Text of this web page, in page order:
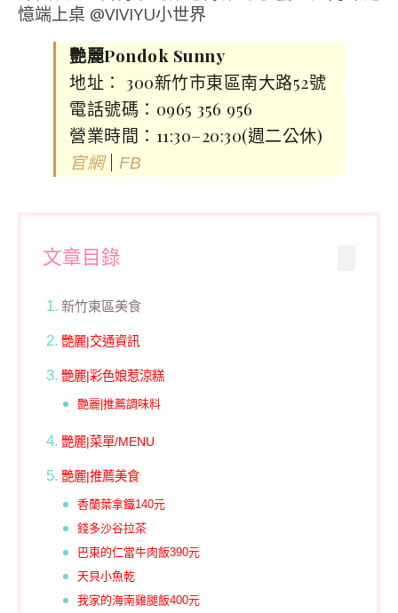
艷麗Pondok Sunny
地址： 300新竹市東區南大路52號
電話號碼：0965 356 956
營業時間：11:30–20:30(週二公休)
官網| FB
文章目錄
新竹東區美食
艷麗|交通資訊
艷麗|彩色娘惹涼糕
艷麗|推薦調味料
艷麗|菜單/MENU
艷麗|推薦美食
香蘭葉拿鐵140元
錢多沙谷拉茶
巴東的仁當牛肉飯390元
天貝小魚乾
我家的海南雞腿飯400元